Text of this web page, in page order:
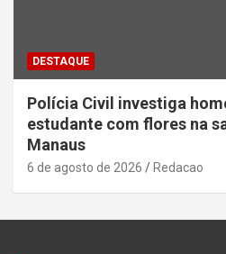
DESTAQUE
Polícia Civil investiga
estudante com flores na
Manaus
6 de agosto de 2026 Redacao